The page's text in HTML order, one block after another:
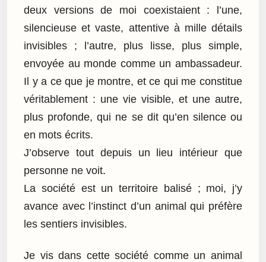
deux versions de moi coexistaient : l’une,
silencieuse et vaste, attentive à mille détails
invisibles ; l’autre, plus lisse, plus simple,
envoyée au monde comme un ambassadeur.
Il y a ce que je montre, et ce qui me constitue
véritablement : une vie visible, et une autre,
plus profonde, qui ne se dit qu’en silence ou
en mots écrits.
J’observe tout depuis un lieu intérieur que
personne ne voit.
La société est un territoire balisé ; moi, j’y
avance avec l’instinct d’un animal qui préfère
les sentiers invisibles.
Je vis dans cette société comme un animal